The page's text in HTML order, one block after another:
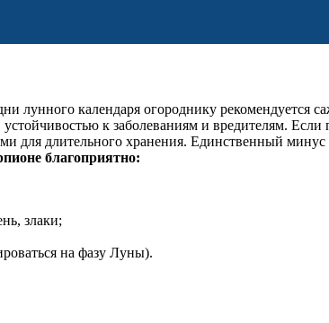
календаря огороднику рекомендуется
к заболеваниям и вредителям. Если
длительного хранения. Единственный минус
благоприятно:
злаки;
на фазу Луны).